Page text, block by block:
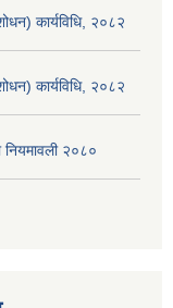
कार्यविधि, २०८२
कार्यविधि, २०८२
नियमावली २०८०